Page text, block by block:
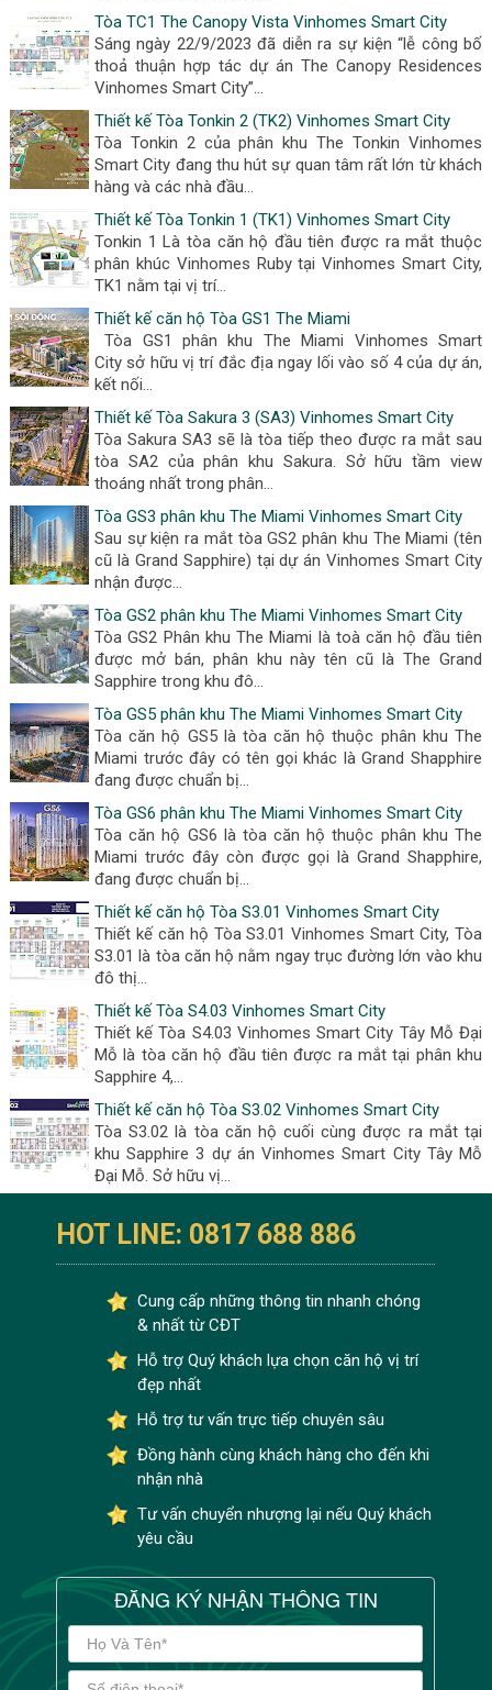
Tòa TC1 The Canopy Vista Vinhomes Smart City
Sáng ngày 22/9/2023 đã diễn ra sự kiện “lễ công bố
thoả thuận hợp tác dự án The Canopy Residences
Vinhomes Smart City”...
Thiết kế Tòa Tonkin 2 (TK2) Vinhomes Smart City
Tòa Tonkin 2 của phân khu The Tonkin Vinhomes
Smart City đang thu hút sự quan tâm rất lớn từ khách
hàng và các nhà đầu...
Thiết kế Tòa Tonkin 1 (TK1) Vinhomes Smart City
Tonkin 1 Là tòa căn hộ đầu tiên được ra mắt thuộc
phân khúc Vinhomes Ruby tại Vinhomes Smart City,
TK1 nằm tại vị trí...
Thiết kế căn hộ Tòa GS1 The Miami
Tòa GS1 phân khu The Miami Vinhomes Smart
City sở hữu vị trí đắc địa ngay lối vào số 4 của dự án,
kết nối...
Thiết kế Tòa Sakura 3 (SA3) Vinhomes Smart City
Tòa Sakura SA3 sẽ là tòa tiếp theo được ra mắt sau
tòa SA2 của phân khu Sakura. Sở hữu tầm view
thoáng nhất trong phân...
Tòa GS3 phân khu The Miami Vinhomes Smart City
Sau sự kiện ra mắt tòa GS2 phân khu The Miami (tên
cũ là Grand Sapphire) tại dự án Vinhomes Smart City
nhận được...
Tòa GS2 phân khu The Miami Vinhomes Smart City
Tòa GS2 Phân khu The Miami là toà căn hộ đầu tiên
được mở bán, phân khu này tên cũ là The Grand
Sapphire trong khu đô...
Tòa GS5 phân khu The Miami Vinhomes Smart City
Tòa căn hộ GS5 là tòa căn hộ thuộc phân khu The
Miami trước đây có tên gọi khác là Grand Shapphire
đang được chuẩn bị...
Tòa GS6 phân khu The Miami Vinhomes Smart City
Tòa căn hộ GS6 là tòa căn hộ thuộc phân khu The
Miami trước đây còn được gọi là Grand Shapphire,
đang được chuẩn bị...
Thiết kế căn hộ Tòa S3.01 Vinhomes Smart City
Thiết kế căn hộ Tòa S3.01 Vinhomes Smart City, Tòa
S3.01 là tòa căn hộ nằm ngay trục đường lớn vào khu
đô thị...
Thiết kế Tòa S4.03 Vinhomes Smart City
Thiết kế Tòa S4.03 Vinhomes Smart City Tây Mỗ Đại
Mỗ là tòa căn hộ đầu tiên được ra mắt tại phân khu
Sapphire 4,...
Thiết kế căn hộ Tòa S3.02 Vinhomes Smart City
Tòa S3.02 là tòa căn hộ cuối cùng được ra mắt tại
khu Sapphire 3 dự án Vinhomes Smart City Tây Mỗ
Đại Mỗ. Sở hữu vị...
HOT LINE: 0817 688 886
Cung cấp những thông tin nhanh chóng
& nhất từ CĐT
Hỗ trợ Quý khách lựa chọn căn hộ vị trí
đẹp nhất
Hỗ trợ tư vấn trực tiếp chuyên sâu
Đồng hành cùng khách hàng cho đến khi
nhận nhà
Tư vấn chuyển nhượng lại nếu Quý khách
yêu cầu
ĐĂNG KÝ NHẬN THÔNG TIN